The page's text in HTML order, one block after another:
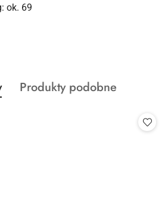
ok. 69
Produkty
Produkty podobne